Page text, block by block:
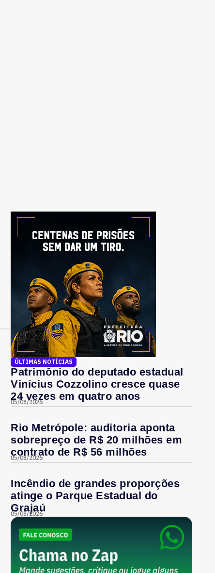
ÚLTIMAS NOTÍCIAS
Patrimônio do deputado estadual
Vinícius Cozzolino cresce quase
24 vezes em quatro anos
05/08/2026
Rio Metrópole: auditoria aponta
sobrepreço de R$ 20 milhões em
contrato de R$ 56 milhões
05/08/2026
Incêndio de grandes proporções
atinge o Parque Estadual do
Grajaú
05/08/2026